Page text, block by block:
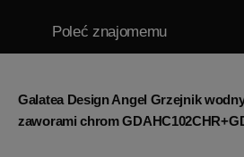
Poleć znajomemu
Galatea Design Angel Grzejnik
zaworami chrom